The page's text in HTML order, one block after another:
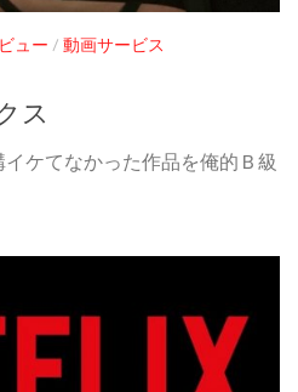
ュー / 動画サービス
ス
ケてなかった作品を俺的Ｂ級